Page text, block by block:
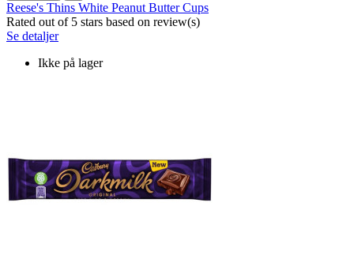
Reese's Thins White Peanut Butter Cups
Rated out of 5 stars based on review(s)
Se detaljer
Ikke på lager